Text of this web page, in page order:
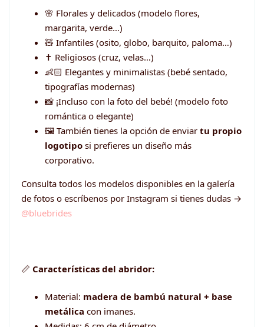
🌸 Florales y delicados (modelo flores,
margarita, verde…)
🧸 Infantiles (osito, globo, barquito, paloma…)
✝ Religiosos (cruz, velas…)
👶🏻 Elegantes y minimalistas (bebé sentado,
tipografías modernas)
📸 ¡Incluso con la foto del bebé! (modelo foto
romántica o elegante)
🖼 También tienes la opción de enviar tu propio
logotipo si prefieres un diseño más
corporativo.
Consulta todos los modelos disponibles en la galería
de fotos o escríbenos por Instagram si tienes dudas →
@bluebrides
📏 Características del abridor:
Material: madera de bambú natural + base
metálica con imanes.